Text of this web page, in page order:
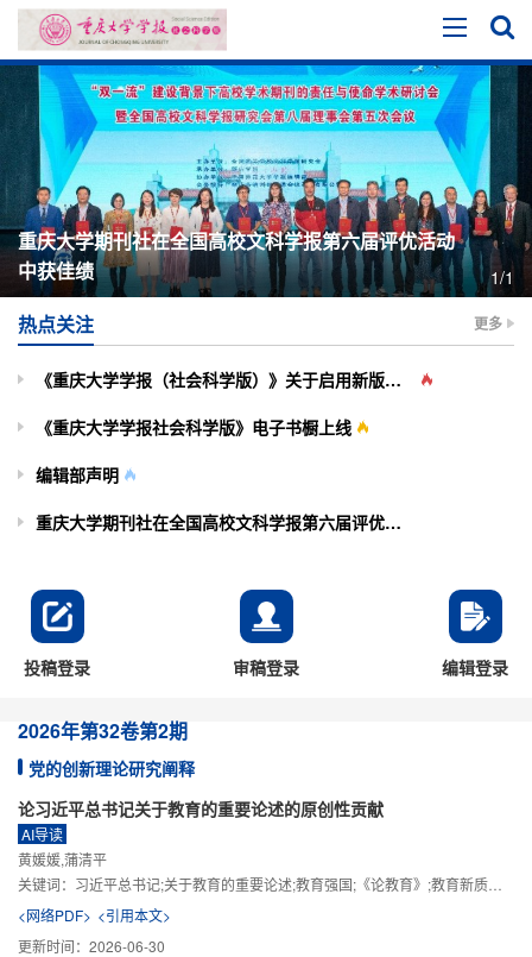
重庆大学期刊社在全国高校文科学报第六届评优活动
中获佳绩
1/1
热点关注 更多
《重庆大学学报（社会科学版）》关于启用新版投审稿系统的通知
《重庆大学学报社会科学版》电子书橱上线
编辑部声明
重庆大学期刊社在全国高校文科学报第六届评优活动中获佳绩
投稿登录 审稿登录 编辑登录
2026年第32卷第2期
党的创新理论研究阐释
论习近平总书记关于教育的重要论述的原创性贡献
AI导读
黄媛媛,蒲清平
关键词： 习近平总书记;关于教育的重要论述;教育强国;《论教育》;教育新质生产力;教育人工智能
<网络PDF> <引用本文>
更新时间： 2026-06-30